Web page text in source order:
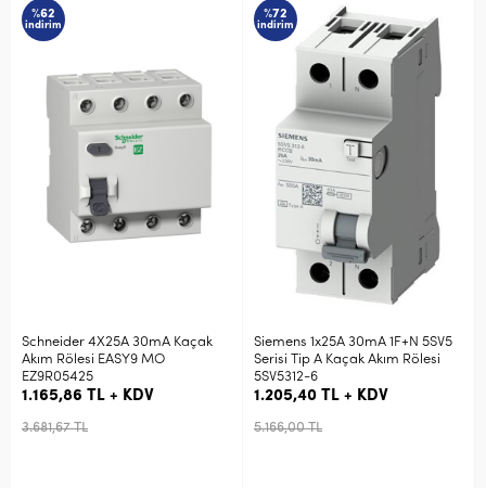
%62
indirim
Schneider 4X25A 30mA Kaçak
Akım Rölesi EASY9 MO
EZ9R05425
1.165,86 TL + KDV
3.681,67 TL
%72
indirim
Siemens 1x25A 30mA 1F+N 5SV5
Serisi Tip A Kaçak Akım Rölesi
5SV5312-6
1.205,40 TL + KDV
5.166,00 TL